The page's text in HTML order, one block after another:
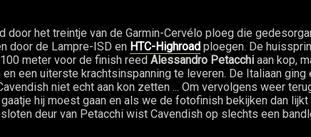
het treintje van de Garmin-Cervélo ploeg die
door de Lampre-ISD en HTC-Highroad ploegen. De
meter voor de finish reed Alessandro Petacchi aan kop,
een uiterste krachtsinspanning te leveren. De Italiaan ging
niet echt aan kon zetten ... Om vervolgens weer
hij moest gaan en als we de fotofinish bekijken dan
deur van Petacchi wist Cavendish op slechts een